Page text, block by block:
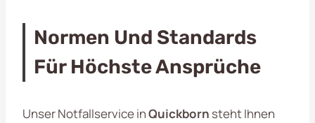
Normen Und Standards
Für Höchste Ansprüche
Unser Notfallservice inQuickborn steht Ihnen